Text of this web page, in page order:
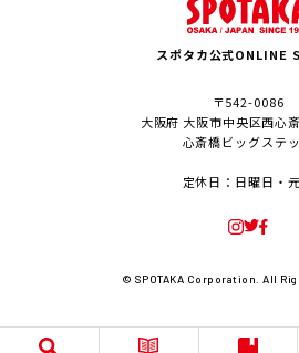
スポタカ公式ONLINE
〒542-0086
大阪府 大阪市中央区西心
心斎橋ビッグステ
定休日：日曜日・
© SPOTAKA Corporation. All